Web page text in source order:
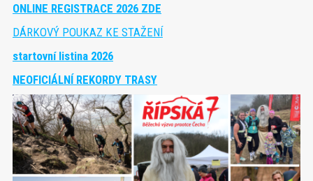
ONLINE REGISTRACE 2026 ZDE
DÁRKOVÝ POUKAZ KE STAŽENÍ
startovní listina 2026
NEOFICIÁLNÍ REKORDY TRASY